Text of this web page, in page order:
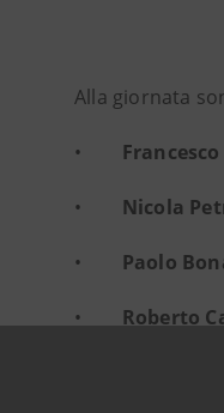
Alla giornata
•
• Nicola
• Paolo
• Roberto